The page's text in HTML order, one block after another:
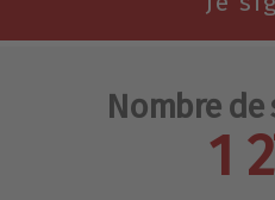
Nombre de
1